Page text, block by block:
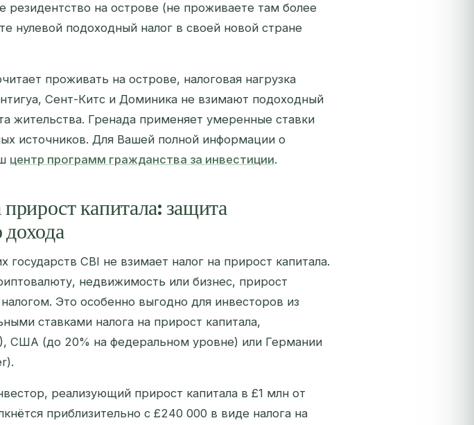
резидентство на острове (не проживаете там более
нулевой подоходный налог в своей новой стране
проживать на острове, налоговая нагрузка
Сент-Китс и Доминика не взимают подоходный
жительства. Гренада применяет умеренные ставки
источников. Для Вашей полной информации о
центр программ гражданства за инвестиции.
капитала: защита
государств CBI не взимает налог на прирост капитала.
недвижимость или бизнес, прирост
Это особенно выгодно для инвесторов из
ставками налога на прирост капитала,
США (до 20% на федеральном уровне) или Германии
реализующий прирост капитала в £1 млн от
приблизительно с £240 000 в виде налога на